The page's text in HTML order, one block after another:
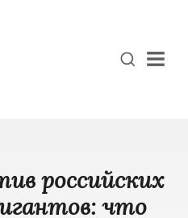
российских
что